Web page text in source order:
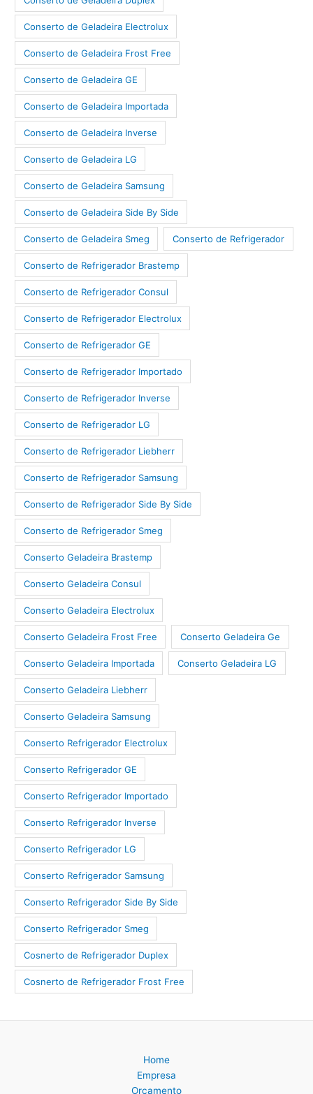
Conserto de Geladeira Electrolux
Conserto de Geladeira Frost Free
Conserto de Geladeira GE
Conserto de Geladeira Importada
Conserto de Geladeira Inverse
Conserto de Geladeira LG
Conserto de Geladeira Samsung
Conserto de Geladeira Side By Side
Conserto de Geladeira Smeg Conserto de Refrigerador
Conserto de Refrigerador Brastemp
Conserto de Refrigerador Consul
Conserto de Refrigerador Electrolux
Conserto de Refrigerador GE
Conserto de Refrigerador Importado
Conserto de Refrigerador Inverse
Conserto de Refrigerador LG
Conserto de Refrigerador Liebherr
Conserto de Refrigerador Samsung
Conserto de Refrigerador Side By Side
Conserto de Refrigerador Smeg
Conserto Geladeira Brastemp
Conserto Geladeira Consul
Conserto Geladeira Electrolux
Conserto Geladeira Frost Free Conserto Geladeira Ge
Conserto Geladeira Importada Conserto Geladeira LG
Conserto Geladeira Liebherr
Conserto Geladeira Samsung
Conserto Refrigerador Electrolux
Conserto Refrigerador GE
Conserto Refrigerador Importado
Conserto Refrigerador Inverse
Conserto Refrigerador LG
Conserto Refrigerador Samsung
Conserto Refrigerador Side By Side
Conserto Refrigerador Smeg
Cosnerto de Refrigerador Duplex
Cosnerto de Refrigerador Frost Free
Home
Empresa
Orçamento